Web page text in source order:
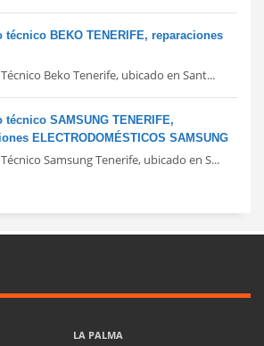
técnico BEKO TENERIFE, reparaciones
Beko Tenerife, ubicado en Sant...
técnico SAMSUNG TENERIFE,
ELECTRODOMÉSTICOS SAMSUNG
Samsung Tenerife, ubicado en S...
LA PALMA